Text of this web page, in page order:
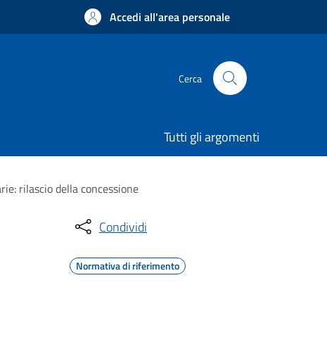
Accedi all'area personale
Cerca
Tutti gli argomenti
rilascio della concessione
Condividi
Normativa di riferimento